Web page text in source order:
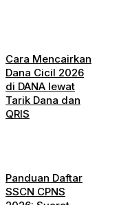
Cara Mencairkan
Dana Cicil 2026
di DANA lewat
Tarik Dana dan
QRIS
Panduan Daftar
SSCN CPNS